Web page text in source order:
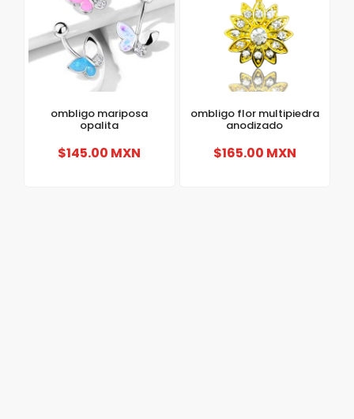
ombligo mariposa
opalita
$145.00 MXN
ombligo flor multipiedra
anodizado
$165.00 MXN